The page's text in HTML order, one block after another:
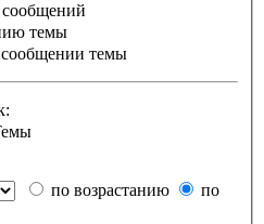
сообщений
темы
темы
по возрастанию
по